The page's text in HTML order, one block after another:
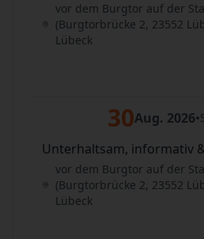
vor dem Burgtor auf der
(Burgtorbrücke 2, 23552
Lübeck
30Aug. 2026•
Unterhaltsam, informativ
vor dem Burgtor auf der
(Burgtorbrücke 2, 23552
Lübeck